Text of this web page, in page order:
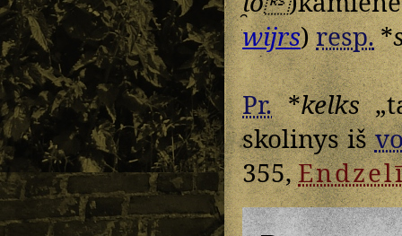
wijrs)resp.*
Pr.*kelks
skolinys iš
355,